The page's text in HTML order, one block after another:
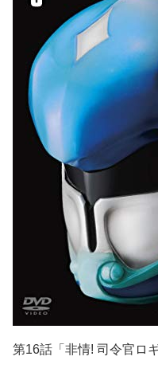
第16話「非情! 司令官ロ